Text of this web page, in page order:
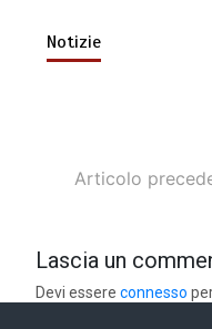
Notizie
Articolo
Lascia un
Devi essereconnesso